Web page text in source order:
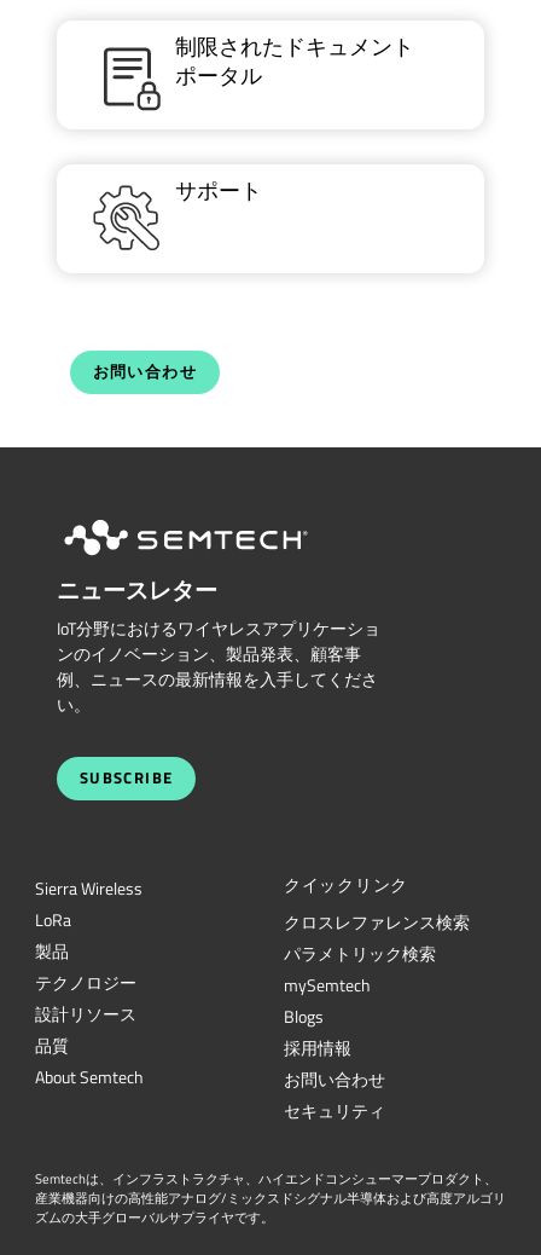
制限されたドキュメント
ポータル
サポート
お問い合わせ
ニュースレター
IoT分野におけるワイヤレスアプリケーショ
ンのイノベーション、製品発表、顧客事
例、ニュースの最新情報を入手してくださ
い。
SUBSCRIBE
Sierra Wireless
LoRa
製品
テクノロジー
設計リソース
品質
About Semtech
クイックリンク
クロスレファレンス検索
パラメトリック検索
mySemtech
Blogs
採用情報
お問い合わせ
セキュリティ
Semtechは、インフラストラクチャ、ハイエンドコンシューマープロダクト、
産業機器向けの高性能アナログ/ミックスドシグナル半導体および高度アルゴリ
ズムの大手グローバルサプライヤです。